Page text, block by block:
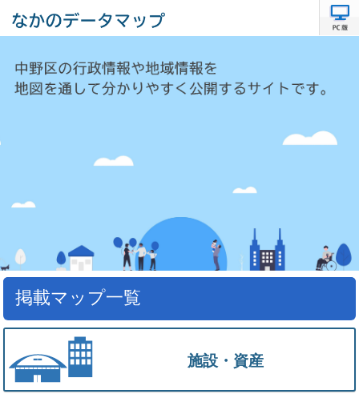
掲載マップ一覧
施設・資産